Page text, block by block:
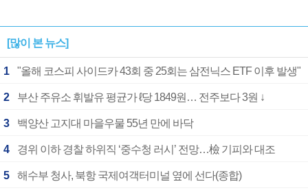
[많이 본 뉴스]
1 "올해 코스피 사이드카 43회 중 25회는 삼전닉스 ETF 이후 발생"
2 부산 주유소 휘발유 평균가 ℓ당 1849원… 전주보다 3원 ↓
3 백양산 고지대 마을우물 55년 만에 바닥
4 경위 이하 경찰 하위직 ‘중수청 러시’ 전망…檢 기피와 대조
5 해수부 청사, 북항 국제여객터미널 옆에 선다(종합)